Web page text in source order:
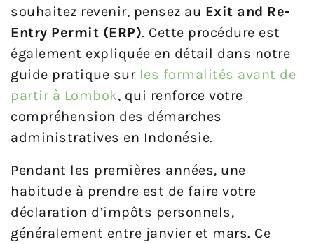
souhaitez revenir, pensez au Exit and Re-
Entry Permit (ERP). Cette procédure est
également expliquée en détail dans notre
guide pratique sur les formalités avant de
partir à Lombok, qui renforce votre
compréhension des démarches
administratives en Indonésie.
Pendant les premières années, une
habitude à prendre est de faire votre
déclaration d’impôts personnels,
généralement entre janvier et mars. Ce